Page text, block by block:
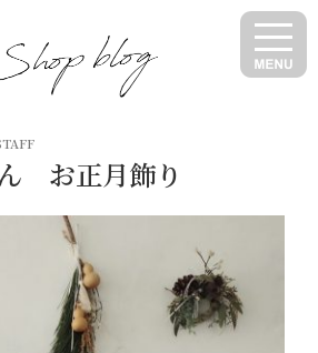
お正月飾り